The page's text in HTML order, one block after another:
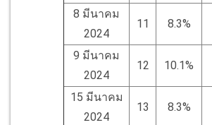
8 มีนาคม
2024
11 8.3%
9 มีนาคม
2024
12 10.1%
15 มีนาคม
2024
13 8.3%